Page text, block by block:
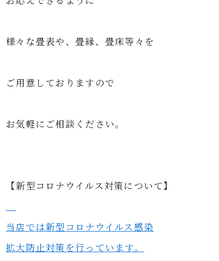
様々な畳表や、畳縁、畳床等々を
ご用意しておりますので
お気軽にご相談ください。
【新型コロナウイルス対策について】
当店では新型コロナウイルス感染
拡大防止対策を行っています。